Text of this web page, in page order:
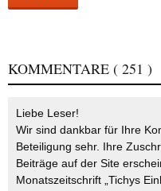
KOMMENTARE ( 251 )
Liebe Leser!
Wir sind dankbar für Ihre
Beteiligung sehr. Ihre
Beiträge auf der Site
Monatszeitschrift „Tichys